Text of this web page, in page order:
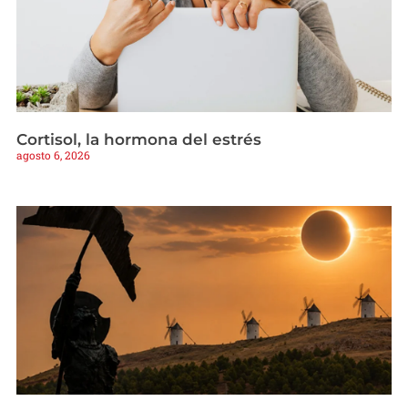
Cortisol, la hormona del estrés
agosto 6, 2026